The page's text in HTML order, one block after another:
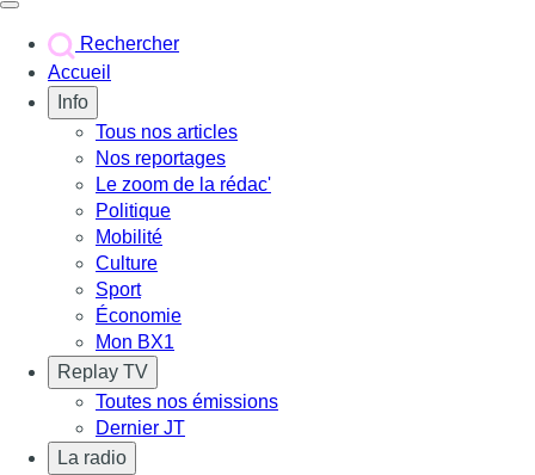
Rechercher
Accueil
Info
Tous nos articles
Nos reportages
Le zoom de la rédac'
Politique
Mobilité
Culture
Sport
Économie
Mon BX1
Replay TV
Toutes nos émissions
Dernier JT
La radio